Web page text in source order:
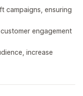
campaigns, ensuring
engagement
increase